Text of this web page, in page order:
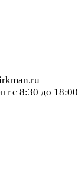
с 8:30 до 18:00